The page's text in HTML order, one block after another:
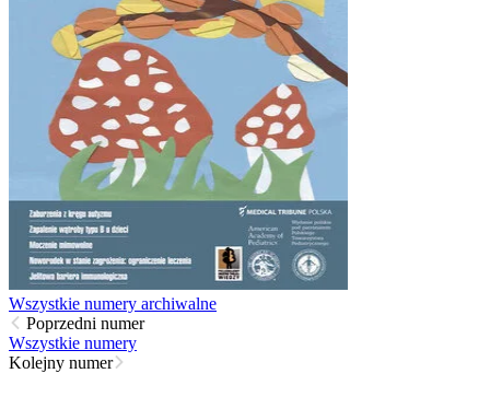
Wszystkie numery archiwalne
Poprzedni numer
Wszystkie numery
Kolejny numer